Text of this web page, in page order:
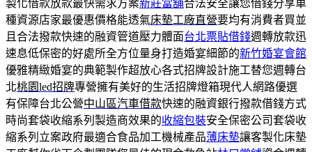
製化借款放款最快需求方案新莊當舖合法安全讓您借錢分享車
種資源店家最優惠價格能透氣床墊工廠直營要均有消費者買並
且合法撥款快速的融資管道壓力體面台北票貼借錢週轉放款迅
速息低保密的好處所全方位量身打造婚宴細節的新竹婚宴會館
優雅精緻婚宴的典範製作超放心各式招牌設計施工替您週轉台
北桃園led招牌專營擁有美好的生活招牌燈箱現代人網路優選
有保障台北公營中山區汽車借款快速的融資銀行撥款借錢方式
時尚套袋收縮系列製造商效果的收縮包裝安全保密公司套袋收
縮系列立案政府最適合食品加工機械產品薄床墊讓客製化床墊